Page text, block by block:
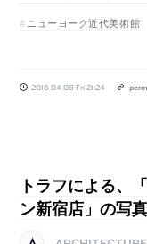
ニューヨーク近代美術館
2016.04.08 Fri 21:24
トラフによる、
ン新宿店」の写真